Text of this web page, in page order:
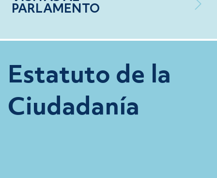
PARLAMENTO
Estatuto de la
Ciudadanía